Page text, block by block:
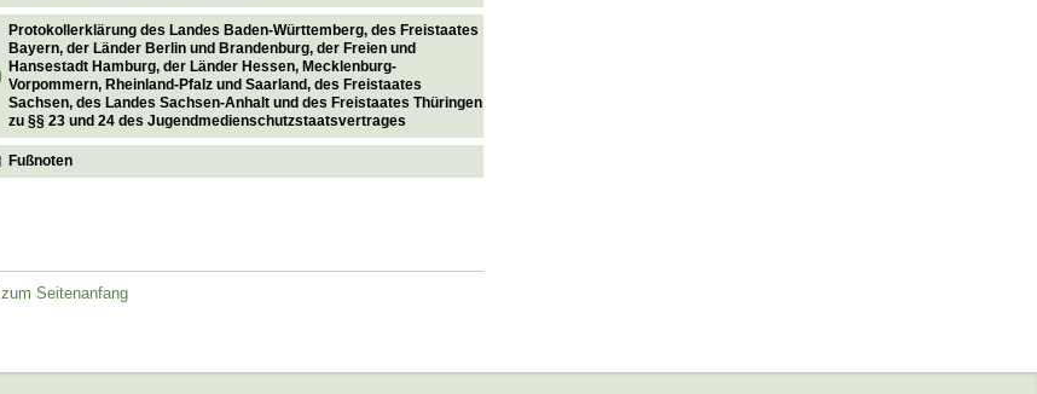
Protokollerklärung des Landes Baden-Württemberg, des Freistaates
Bayern, der Länder Berlin und Brandenburg, der Freien und
Hansestadt Hamburg, der Länder Hessen, Mecklenburg-
Vorpommern, Rheinland-Pfalz und Saarland, des Freistaates
Sachsen, des Landes Sachsen-Anhalt und des Freistaates Thüringen
zu §§ 23 und 24 des Jugendmedienschutzstaatsvertrages
Fußnoten
zum Seitenanfang